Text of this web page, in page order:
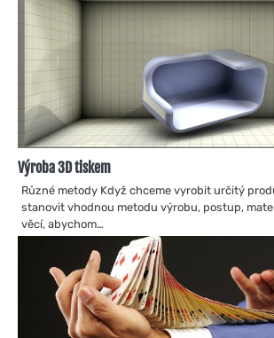
Výroba 3D tiskem
Různé metody Když chceme vyrobit určitý
stanovit vhodnou metodu výrobu, postup,
věcí, abychom…